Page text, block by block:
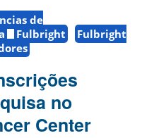
de
Fulbright
Fulbright
no
Center